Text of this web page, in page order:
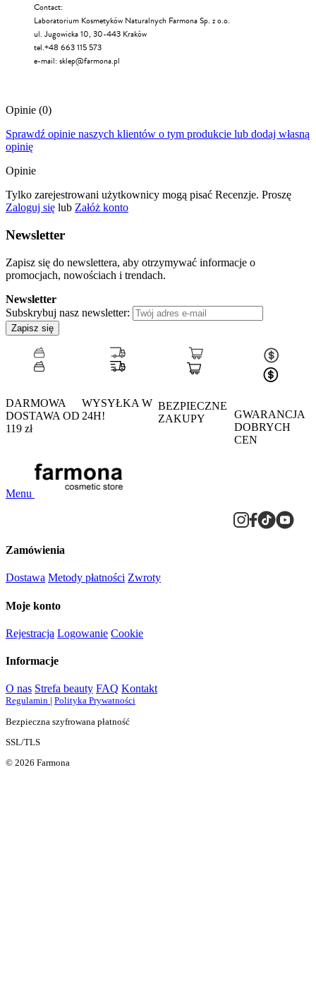
Contact:
Laboratorium Kosmetyków Naturalnych Farmona Sp. z o.o.
ul. Jugowicka 10, 30-443 Kraków
tel.+48 663 115 573
e-mail: sklep@farmona.pl
Opinie (0)
Sprawdź opinie naszych klientów o tym produkcie lub dodaj własną
opinię
Opinie
Tylko zarejestrowani użytkownicy mogą pisać Recenzje. Proszę
Zaloguj się lub Załóż konto
Newsletter
Zapisz się do newslettera, aby otrzymywać informacje o
promocjach, nowościach i trendach.
Newsletter
Subskrybuj nasz newsletter:
Zapisz się
DARMOWA
DOSTAWA OD
119 zł
WYSYŁKA W
24H!
BEZPIECZNE
ZAKUPY
GWARANCJA
DOBRYCH
CEN
Menu
Zamówienia
Dostawa Metody płatności Zwroty
Moje konto
Rejestracja Logowanie Cookie
Informacje
O nas Strefa beauty FAQ Kontakt
Regulamin | Polityka Prywatności
Bezpieczna szyfrowana płatność
SSL/TLS
© 2026 Farmona